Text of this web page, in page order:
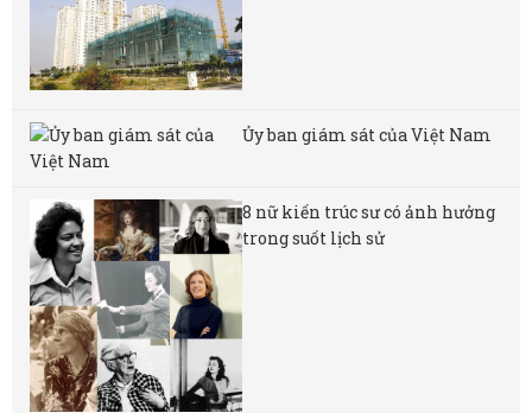
Ủy ban giám sát của Việt Nam
8 nữ kiến ​​trúc sư có ảnh hưởng
trong suốt lịch sử